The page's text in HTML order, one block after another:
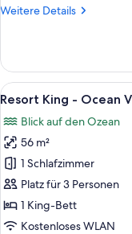
Junior
Weitere Details
Weitere
Queen
Pool
Junior
Suite
Alle
Fotos
für
Resort
King
-
Ocean
View
5
Resort King - Ocean
Blick auf den Ozean
56 m²
1 Schlafzimmer
Platz für 3 Personen
1 King-Bett
Kostenloses WLAN